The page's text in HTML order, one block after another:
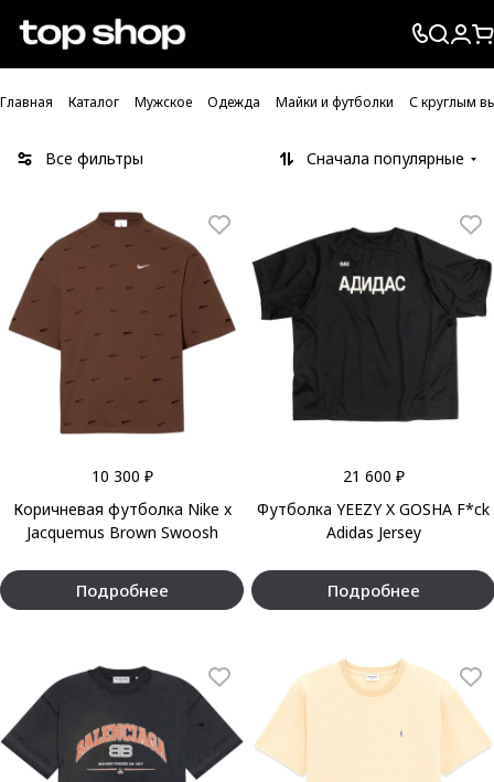
Проверка хлебных крошек
Главная Каталог Мужское Одежда Майки и футболки С круглым
Все фильтры Сначала популярные
10 300 ₽
Коричневая футболка Nike x
Jacquemus Brown Swoosh
Подробнее
21 600 ₽
Футболка YEEZY X GOSHA F*ck
Adidas Jersey
Подробнее